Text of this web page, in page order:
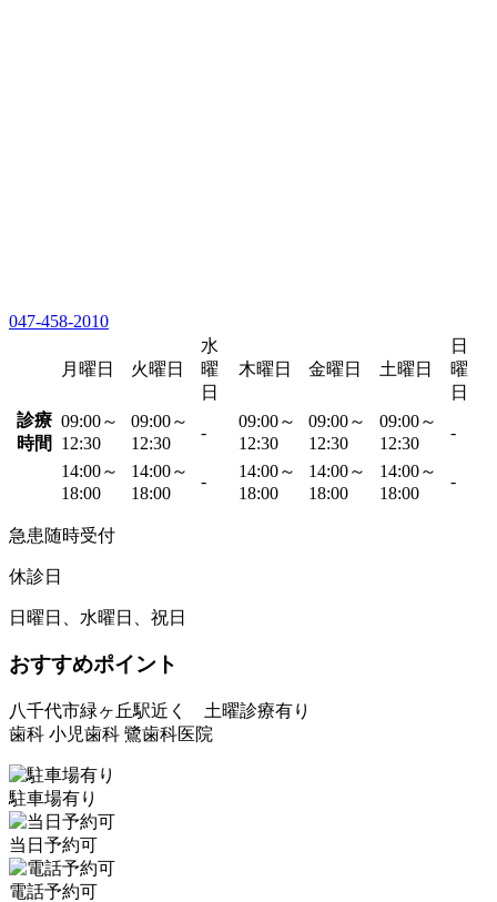
047-458-2010
月曜日 火曜日
水
曜
日
木曜日 金曜日 土曜日
日
曜
日
診療
時間
09:00～
12:30
09:00～
12:30
-
09:00～
12:30
09:00～
12:30
09:00～
12:30
-
14:00～
18:00
14:00～
18:00
-
14:00～
18:00
14:00～
18:00
14:00～
18:00
-
急患随時受付
休診日
日曜日、水曜日、祝日
おすすめポイント
八千代市緑ヶ丘駅近く 土曜診療有り
歯科 小児歯科 鷺歯科医院
駐車場有り
当日予約可
電話予約可